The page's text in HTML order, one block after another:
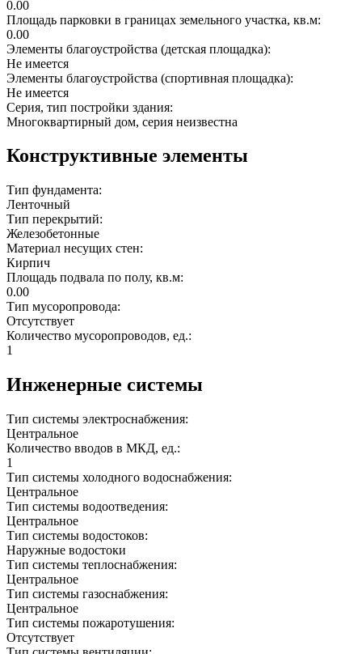
0.00
Площадь парковки в границах земельного участка, кв.м:
0.00
Элементы благоустройства (детская площадка):
Не имеется
Элементы благоустройства (спортивная площадка):
Не имеется
Серия, тип постройки здания:
Многоквартирный дом, серия неизвестна
Конструктивные элементы
Тип фундамента:
Ленточный
Тип перекрытий:
Железобетонные
Материал несущих стен:
Кирпич
Площадь подвала по полу, кв.м:
0.00
Тип мусоропровода:
Отсутствует
Количество мусоропроводов, ед.:
1
Инженерные системы
Тип системы электроснабжения:
Центральное
Количество вводов в МКД, ед.:
1
Тип системы холодного водоснабжения:
Центральное
Тип системы водоотведения:
Центральное
Тип системы водостоков:
Наружные водостоки
Тип системы теплоснабжения:
Центральное
Тип системы газоснабжения:
Центральное
Тип системы пожаротушения:
Отсутствует